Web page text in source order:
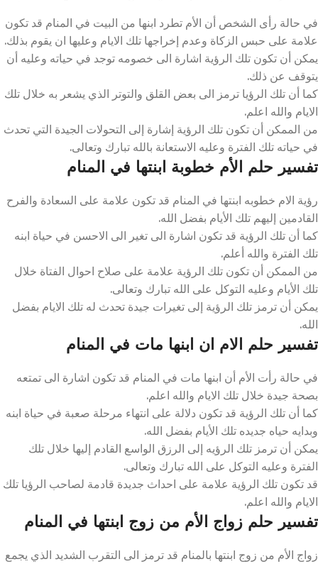
في حالة رأى الشخص أن الأم تطرد ابنها من البيت في المنام قد تكون
علامة على حبس الزكاة وعدم إخراجها تلك الايام وعليها ان يقوم بذلك.
يمكن أن تكون تلك الرؤية اشارة الى خصومه توجد في حياته وعليه أن
يتوقف عن ذلك.
كما أن تلك الرؤيا ترمز الى بعض القلق والتوتر الذي يشعر به خلال تلك
الايام والله اعلم.
من الممكن أن تكون تلك الرؤية إشارة إلى التحولات الجيدة التي تحدث
في حياته تلك الفترة وعليه الاستعانة بالله تبارك وتعالى.
تفسير حلم الأم خطوبة ابنتها في المنام
رؤية الام خطوبه ابنتها في المنام قد تكون علامة على السعادة والفرح
القادمين إليهم تلك الأيام بفضل الله.
كما أن تلك الرؤية قد تكون اشارة الى تغير الى الاحسن في حياة ابنه
تلك الفترة والله أعلم.
من الممكن أن تكون تلك الرؤية علامة على صلاح احوال الفتاة خلال
تلك الأيام وعليه التوكل على الله تبارك وتعالى.
يمكن أن ترمز تلك الرؤية إلى تغيرات جيدة تحدث له تلك الايام بفضل
الله.
تفسير حلم الام ان ابنها مات في المنام
في حالة رأت الأم أن ابنها مات في المنام قد تكون اشارة الى تمتعه
بصحة جيدة خلال تلك الايام والله اعلم.
كما أن تلك الرؤية قد تكون دلالة على انتهاء مرحلة صعبة في حياة ابنه
وبدايه حياه جديده تلك الأيام بفضل الله.
يمكن أن ترمز تلك الرؤيه إلى الرزق الواسع القادم إليها خلال تلك
الفترة وعليه التوكل على الله تبارك وتعالى.
قد تكون تلك الرؤية علامة على احداث جديدة قادمة لصاحب الرؤيا تلك
الايام والله اعلم.
تفسير حلم زواج الأم من زوج ابنتها في المنام
زواج الأم من زوج ابنتها بالمنام قد ترمز الى التقرب الشديد الذي يجمع